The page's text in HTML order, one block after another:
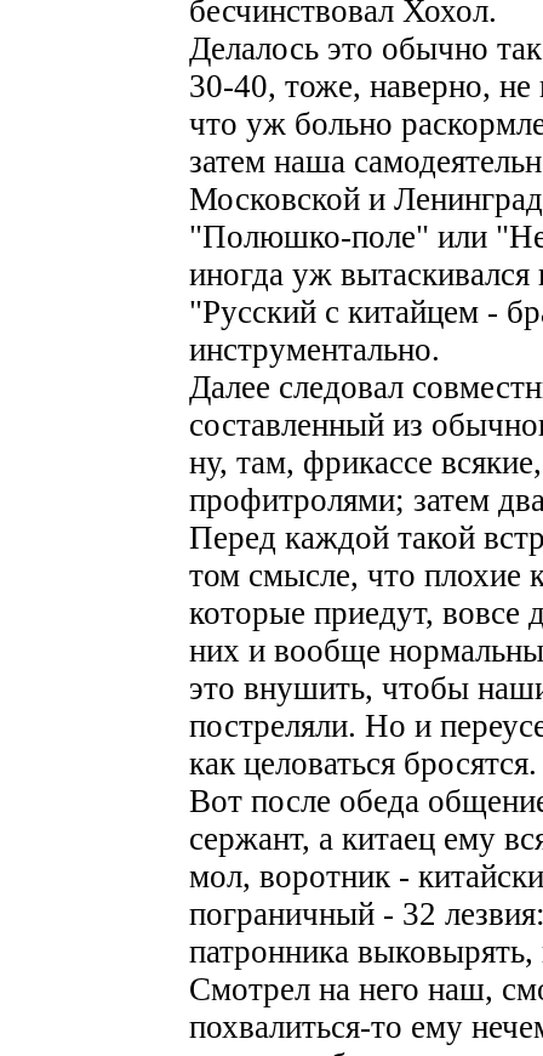
бесчинствовал Хохол.
Делалось это обычно
30-40, тоже, наверно,
что уж больно
затем наша
Московской и
"Полюшко-поле" или
иногда уж
"Русский с китайцем -
инструментально.
Далее следовал
составленный из
ну, там, фрикассе
профитролями; затем
Перед каждой такой
том смысле, что плохие
которые приедут, вовсе
них и вообще
это внушить, чтобы
постреляли. Но и
как целоваться бросятся.
Вот после обеда
сержант, а китаец ему
мол, воротник -
пограничный - 32
патронника выковырять,
Смотрел на него наш,
похвалиться-то ему